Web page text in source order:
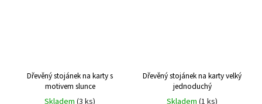
Dřevěný stojánek na karty s
motivem slunce
Dřevěný stojánek na karty velký
jednoduchý